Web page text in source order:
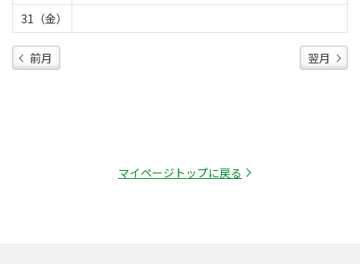
31（金）
前月 翌月
マイページトップに戻る